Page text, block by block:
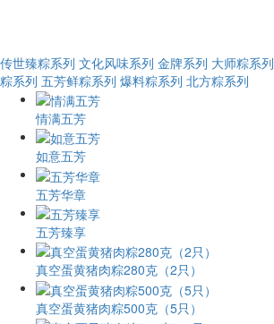
传世臻粽系列 文化风味系列 金牌系列 大师粽系列
粽系列 五芳鲜粽系列 爆料粽系列 北方粽系列
情满五芳
如意五芳
五芳华章
五芳臻享
真空蛋黄猪肉粽280克（2只）
真空蛋黄猪肉粽500克（5只）